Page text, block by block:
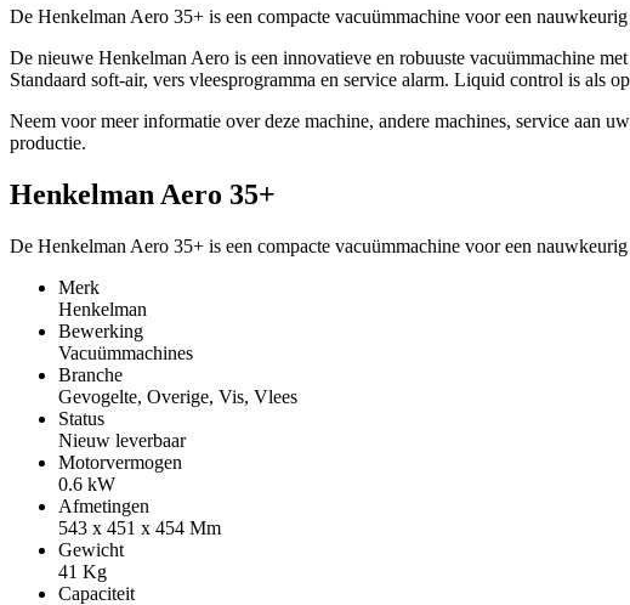
De Henkelman Aero 35+ is een compacte vacuümmachine voor een
De nieuwe Henkelman Aero is een innovatieve en robuuste vacuümmachine
Standaard soft-air, vers vleesprogramma en service alarm. Liquid control is als
Neem voor meer informatie over deze machine, andere machines, service aan
productie.
Henkelman Aero 35+
De Henkelman Aero 35+ is een compacte vacuümmachine voor een
Merk
Henkelman
Bewerking
Vacuümmachines
Branche
Gevogelte, Overige, Vis, Vlees
Status
Nieuw leverbaar
Motorvermogen
0.6 kW
Afmetingen
543 x 451 x 454 Mm
Gewicht
41 Kg
Capaciteit